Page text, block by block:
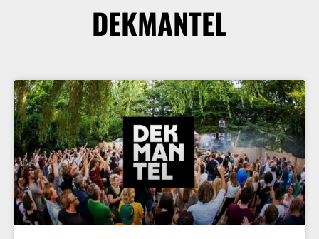
DEKMANTEL